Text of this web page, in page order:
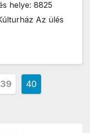
helye: 8825
Az ülés
39 40